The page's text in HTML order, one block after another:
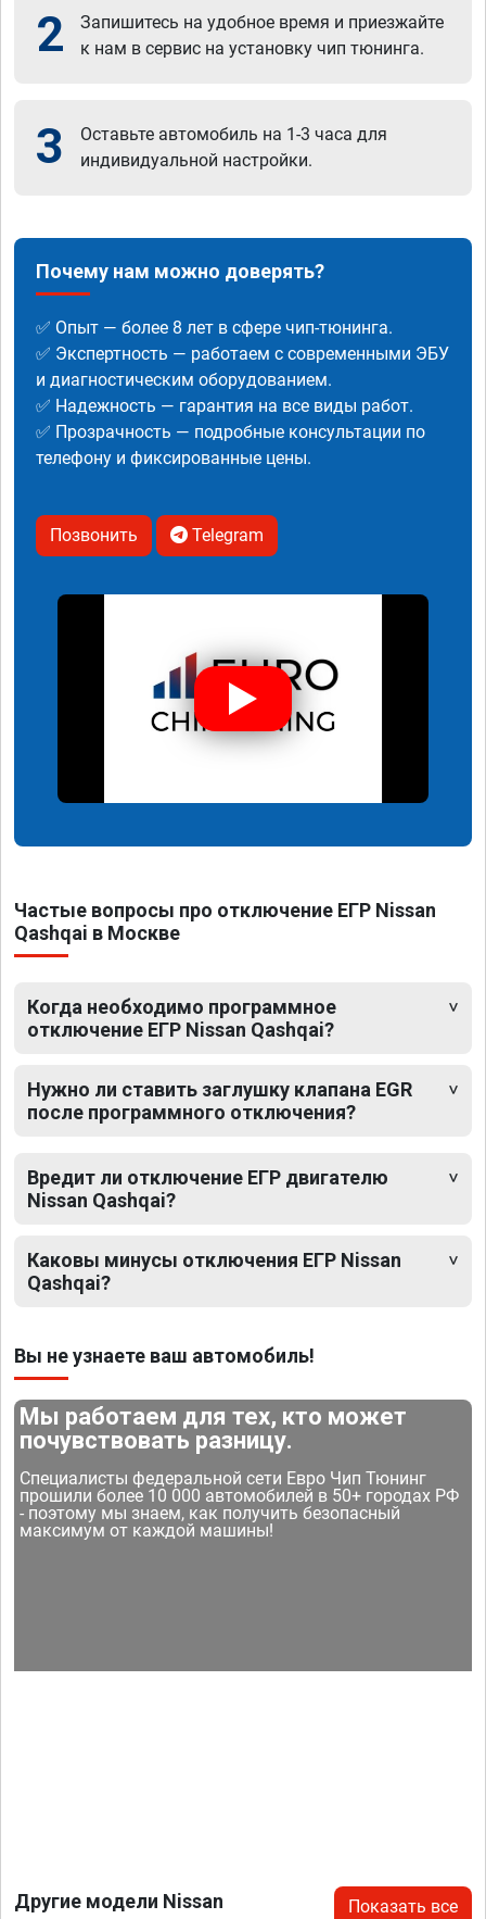
2
Запишитесь на удобное время и приезжайте
к нам в сервис на установку чип тюнинга.
3
Оставьте автомобиль на 1-3 часа для
индивидуальной настройки.
Почему нам можно доверять?
✅ Опыт — более 8 лет в сфере чип-тюнинга.
✅ Экспертность — работаем с современными ЭБУ
и диагностическим оборудованием.
✅ Надежность — гарантия на все виды работ.
✅ Прозрачность — подробные консультации по
телефону и фиксированные цены.
Позвонить Telegram
Частые вопросы про отключение ЕГР Nissan
Qashqai в Москве
Когда необходимо программное
отключение ЕГР Nissan Qashqai?
Нужно ли ставить заглушку клапана EGR
после программного отключения?
Вредит ли отключение ЕГР двигателю
Nissan Qashqai?
Каковы минусы отключения ЕГР Nissan
Qashqai?
Вы не узнаете ваш автомобиль!
Мы работаем для тех, кто может
почувствовать разницу.
Специалисты федеральной сети Евро Чип Тюнинг
прошили более 10 000 автомобилей в 50+ городах РФ
- поэтому мы знаем, как получить безопасный
максимум от каждой машины!
Другие модели Nissan Показать все